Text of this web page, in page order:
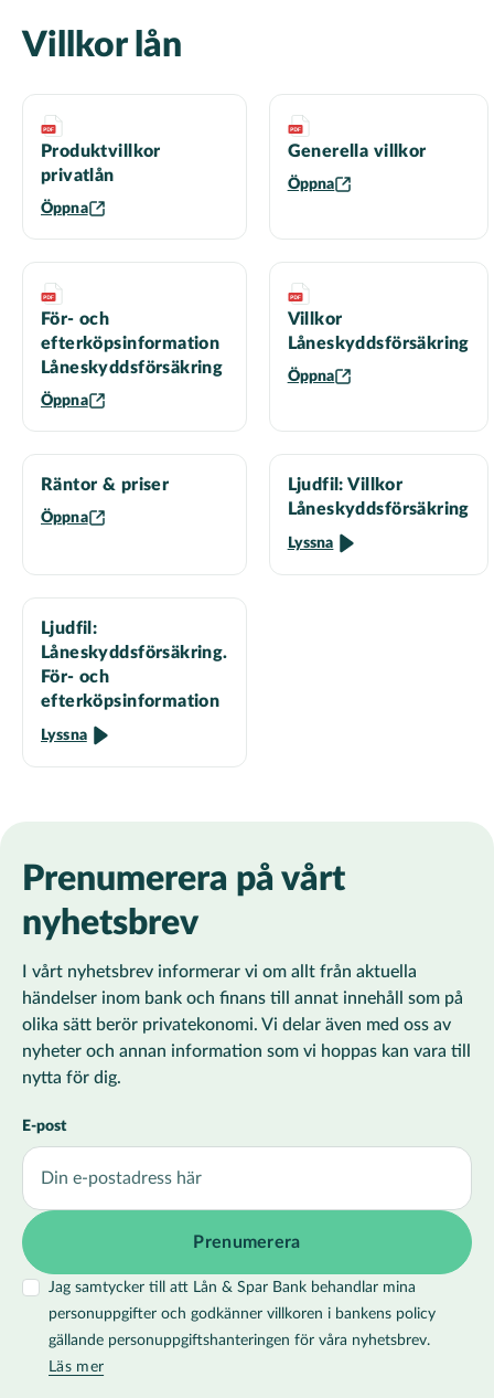
Villkor lån
Produktvillkor
privatlån
Öppna
Generella villkor
Öppna
För- och
efterköpsinformation
Låneskyddsförsäkring
Öppna
Villkor
Låneskyddsförsäkring
Öppna
Räntor & priser
Öppna
Ljudfil: Villkor
Låneskyddsförsäkring
Lyssna
Ljudfil:
Låneskyddsförsäkring.
För- och
efterköpsinformation
Lyssna
Prenumerera på vårt
nyhetsbrev
I vårt nyhetsbrev informerar vi om allt från aktuella
händelser inom bank och finans till annat innehåll som på
olika sätt berör privatekonomi. Vi delar även med oss av
nyheter och annan information som vi hoppas kan vara till
nytta för dig.
E-post
Jag samtycker till att Lån & Spar Bank behandlar mina
personuppgifter och godkänner villkoren i bankens policy
gällande personuppgiftshanteringen för våra nyhetsbrev.
Läs mer